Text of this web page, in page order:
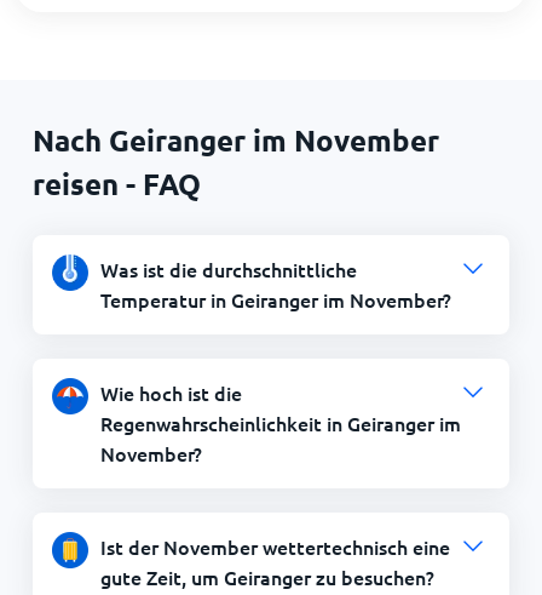
Nach Geiranger im November
reisen - FAQ
Was ist die durchschnittliche
Temperatur in Geiranger im November?
Wie hoch ist die
Regenwahrscheinlichkeit in Geiranger im
November?
Ist der November wettertechnisch eine
gute Zeit, um Geiranger zu besuchen?